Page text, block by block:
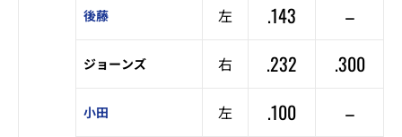
後藤 左 .143 –
ジョーンズ 右 .232 .300
小田 左 .100 –